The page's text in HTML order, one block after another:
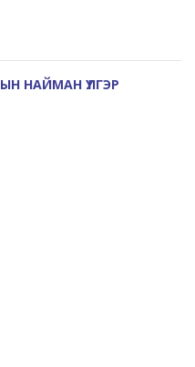
НАЙМАН ҮЛГЭР